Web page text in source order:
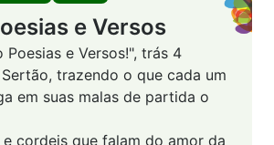
e Versos
Poesias e Versos!", trás 4
trazendo o que cada um
em suas malas de partida o
cordeis que falam do amor da